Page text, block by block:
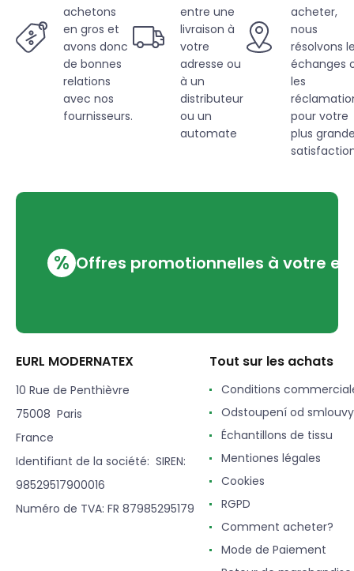
achetons
en gros et
avons donc
de bonnes
relations
avec nos
fournisseurs.
entre une
livraison à
votre
adresse ou
à un
distributeur
ou un
automate
acheter,
nous
résolvons
échanges
les
pour votre
plus
% Offres promotionnelles à votre
EURL MODERNATEX
10 Rue de Penthièvre
75008 Paris
France
Identifiant de la société: SIREN:
98529517900016
Numéro de TVA: FR 87985295179
Tout sur les achats
Conditions
Odstoupení od smlouvy
Échantillons de tissu
Mentiones légales
Cookies
RGPD
Comment acheter?
Mode de Paiement